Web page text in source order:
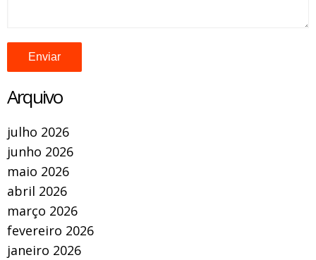
Arquivo
julho 2026
junho 2026
maio 2026
abril 2026
março 2026
fevereiro 2026
janeiro 2026